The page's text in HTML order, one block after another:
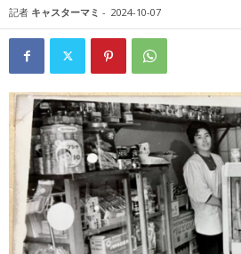
記者 キャスターマミ - 2024-10-07